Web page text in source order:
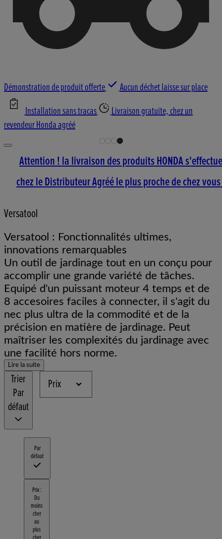
Démonstration de produit offerte
Aucun déchet laisse sur place
Installation sans tracas
Livraison gratuite, chez un
revendeur Honda agréé
Attention ! la livraison des produits HONDA s'effectue
chez le Distributeur Agréé le plus proche de chez
Versatool
Versatool : Fonctionnalités ultimes,
innovations remarquables
Un outil de jardinage tout en un conçu pour
accomplir une grande variété de tâches.
Equipé d'un puissant moteur 4 temps et de
8 accesoires faciles à connecter, il s'agit du
nec plus ultra de la commodité et de la
précision en matière de jardinage. Peut
maîtriser les complexités du jardinage avec
une facilité hors norme.
Lire la suite
Trier
Par
défaut
Par
défaut
Prix :
Du
moins
cher
au
plus
Prix